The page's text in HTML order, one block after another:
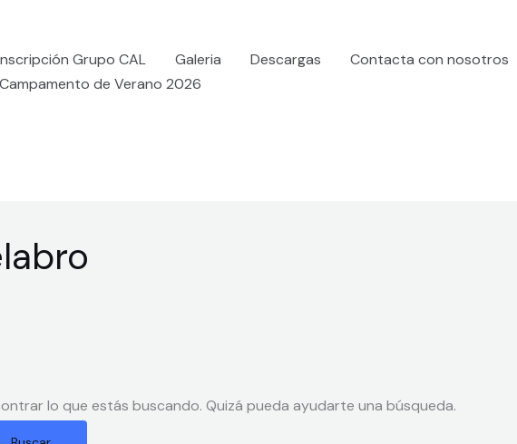
Grupo CAL Galeria Descargas Contacta con nosotros
Campamento de Verano 2026
lo que estás buscando. Quizá pueda ayudarte una búsqueda.